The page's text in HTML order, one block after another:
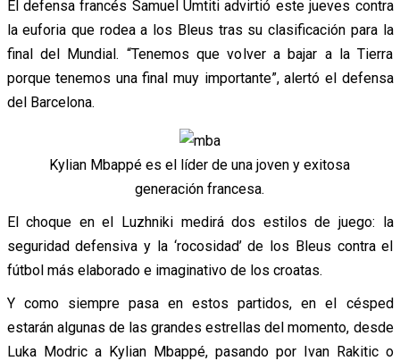
El defensa francés Samuel Umtiti advirtió este jueves contra
la euforia que rodea a los Bleus tras su clasificación para la
final del Mundial. “Tenemos que volver a bajar a la Tierra
porque tenemos una final muy importante”, alertó el defensa
del Barcelona.
Kylian Mbappé es el líder de una joven y exitosa
generación francesa.
El choque en el Luzhniki medirá dos estilos de juego: la
seguridad defensiva y la ‘rocosidad’ de los Bleus contra el
fútbol más elaborado e imaginativo de los croatas.
Y como siempre pasa en estos partidos, en el césped
estarán algunas de las grandes estrellas del momento, desde
Luka Modric a Kylian Mbappé, pasando por Ivan Rakitic o